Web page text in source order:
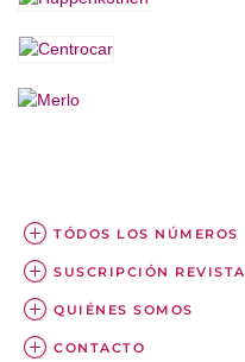
TÓDOS LOS NÚMEROS
SUSCRIPCIÓN REVISTA
QUIÉNES SOMOS
CONTACTO